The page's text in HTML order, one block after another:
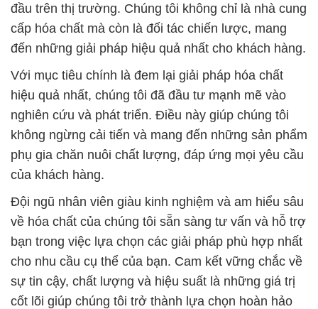
hiệu quả nhất, chúng tôi đã đầu tư mạnh mẽ vào
nghiên cứu và phát triển. Điều này giúp chúng tôi
không ngừng cải tiến và mang đến những sản phẩm
phụ gia chăn nuôi chất lượng, đáp ứng mọi yêu cầu
của khách hàng.
Đội ngũ nhân viên giàu kinh nghiệm và am hiểu sâu
về hóa chất của chúng tôi sẵn sàng tư vấn và hỗ trợ
bạn trong việc lựa chọn các giải pháp phù hợp nhất
cho nhu cầu cụ thể của bạn. Cam kết vững chắc về
sự tin cậy, chất lượng và hiệu suất là những giá trị
cốt lõi giúp chúng tôi trở thành lựa chọn hoàn hảo
để đáp ứng mọi nhu cầu của bạn.
Chúng tôi không chỉ coi trọng sự phục vụ khách
hàng mà còn đặt biệt quan trọng vào bảo vệ môi
trường. Chúng tôi cam kết thực hiện những cam kết